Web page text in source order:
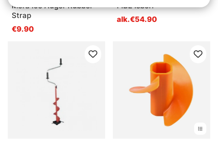
Mora Ice Auger Rubber
Strap
€9.90
FIBE Isborr
alk.€54.90